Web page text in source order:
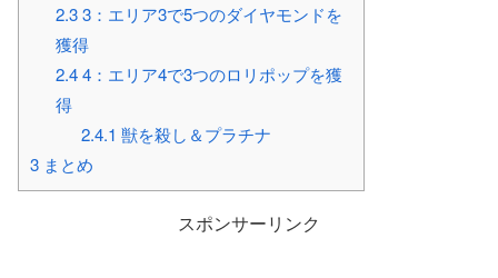
2.33：エリア3で5つのダイヤモンドを
獲得
2.44：エリア4で3つのロリポップを獲
得
2.4.1 獣を殺し＆プラチナ
3 まとめ
スポンサーリンク